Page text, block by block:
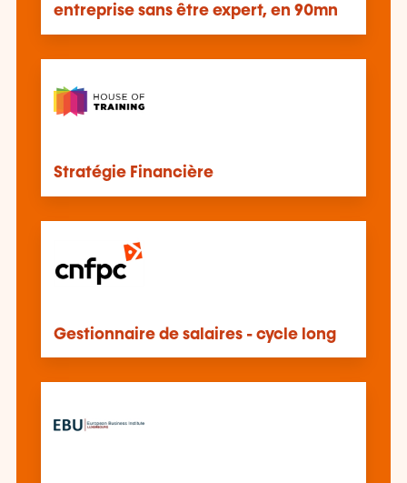
entreprise sans être expert, en 90mn
Stratégie Financière
Gestionnaire de salaires - cycle long